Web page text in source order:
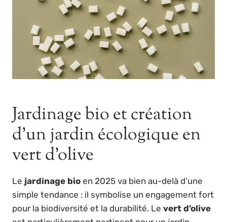
Jardinage bio et création
d’un jardin écologique en
vert d’olive
Le jardinage bio en 2025 va bien au-delà d’une
simple tendance : il symbolise un engagement fort
pour la biodiversité et la durabilité. Le vert d’olive